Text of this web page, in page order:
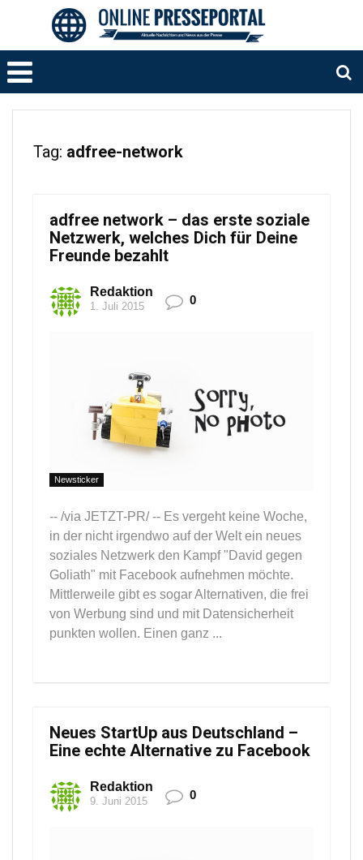
Tag: adfree-network
adfree network – das erste soziale
Netzwerk, welches Dich für Deine
Freunde bezahlt
Redaktion
1. Juli 2015 0
Newsticker
-- /via JETZT-PR/ -- Es vergeht keine Woche,
in der nicht irgendwo auf der Welt ein neues
soziales Netzwerk den Kampf "David gegen
Goliath" mit Facebook aufnehmen möchte.
Mittlerweile gibt es sogar Alternativen, die frei
von Werbung sind und mit Datensicherheit
punkten wollen. Einen ganz ...
Neues StartUp aus Deutschland –
Eine echte Alternative zu Facebook
Redaktion
9. Juni 2015 0